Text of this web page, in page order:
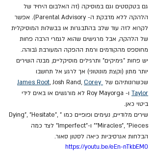
גם בטקסטים וגם במוסיקה (זה האלבום היחיד של
הלהקה ללא מדבקת ה- Parental Advisory). אפשר
לקרוא לזה עוד שלב בהתבגרות או בבשלות המוסיקלית
של הלהקה, אבל מרגישים שהוא לגמרי הרבה פחות
מחוספס מהקודמים ורמת ההפקה המעורבת גבוהה.
יש פחות "גימיקים" ותרגילים מוסיקליים, מבנה השירים
יותר מתון (וקצת מונוטוני) אך לרגע אל תחשבו
שכשרונותיהם של
James Root, Josh Rand, Corey
Taylor
ו- Roy Mayorga לא מורגשים או באים לידי
ביטוי כאן.
שירים מלודיים, נעימים ופופיים כמו "Dying", "Hesitate",
"Miracles", "Pieces" ו-"Imperfect" לצד כמה
הבלחות אגרסיביות כיאה לסטון סאור.
https://youtu.be/eEn-nTkbEM0